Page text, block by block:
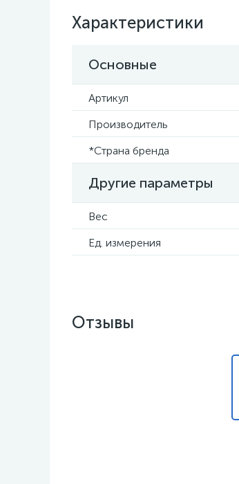
Характеристики
Основные
Артикул
Производитель
*Страна бренда
Другие параметры
Вес
Ед. измерения
Отзывы